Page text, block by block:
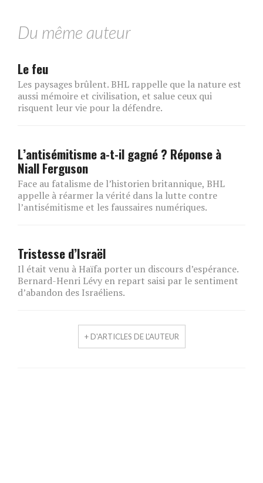
Du même auteur
Le feu
Les paysages brûlent. BHL rappelle que la nature est
aussi mémoire et civilisation, et salue ceux qui
risquent leur vie pour la défendre.
L’antisémitisme a-t-il gagné ? Réponse à
Niall Ferguson
Face au fatalisme de l’historien britannique, BHL
appelle à réarmer la vérité dans la lutte contre
l’antisémitisme et les faussaires numériques.
Tristesse d’Israël
Il était venu à Haïfa porter un discours d’espérance.
Bernard-Henri Lévy en repart saisi par le sentiment
d’abandon des Israéliens.
+ D'ARTICLES DE L'AUTEUR